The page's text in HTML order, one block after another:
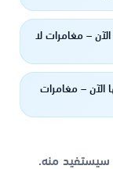
– مغامرات لا
الآن – مغامرات
سيستفيد منه.